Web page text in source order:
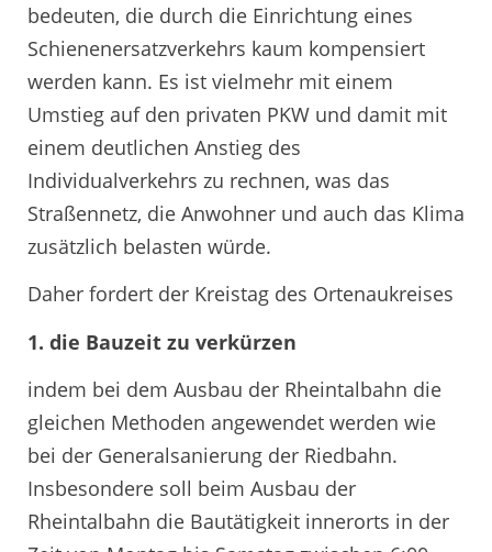
bedeuten, die durch die Einrichtung eines
Schienenersatzverkehrs kaum kompensiert
werden kann. Es ist vielmehr mit einem
Umstieg auf den privaten PKW und damit mit
einem deutlichen Anstieg des
Individualverkehrs zu rechnen, was das
Straßennetz, die Anwohner und auch das Klima
zusätzlich belasten würde.
Daher fordert der Kreistag des Ortenaukreises
1. die Bauzeit zu verkürzen
indem bei dem Ausbau der Rheintalbahn die
gleichen Methoden angewendet werden wie
bei der Generalsanierung der Riedbahn.
Insbesondere soll beim Ausbau der
Rheintalbahn die Bautätigkeit innerorts in der